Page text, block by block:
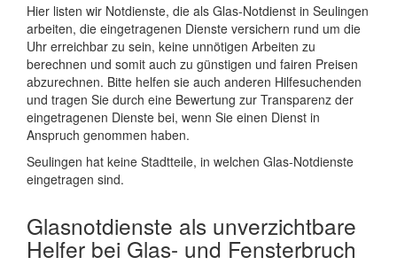
Hier listen wir Notdienste, die als Glas-Notdienst in Seulingen
arbeiten, die eingetragenen Dienste versichern rund um die
Uhr erreichbar zu sein, keine unnötigen Arbeiten zu
berechnen und somit auch zu günstigen und fairen Preisen
abzurechnen. Bitte helfen sie auch anderen Hilfesuchenden
und tragen Sie durch eine Bewertung zur Transparenz der
eingetragenen Dienste bei, wenn Sie einen Dienst in
Anspruch genommen haben.
Seulingen hat keine Stadtteile, in welchen Glas-Notdienste
eingetragen sind.
Glasnotdienste als unverzichtbare
Helfer bei Glas- und Fensterbruch